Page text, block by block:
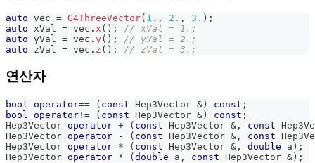
auto vec = G4ThreeVector( 1. , 2. , 3. ) ;
auto xVal = vec . x ( ) ;
// xVal = 1.;
auto yVal = vec . y( ) ;
// yVal = 2.;
auto zVal = vec . z ( ) ; // zVal = 3.;
연산자
bool operator== ( const Hep3Vector & ) const ;
bool
operator != ( const Hep3Vector & ) const ;
Hep3Vector operator + ( const Hep3Vector & , const
Hep3Vector operator - ( const Hep3Vector & , const
Hep3Vector operator * ( const Hep3Vector & , double a ) ;
Hep3Vector operator * ( double a , const Hep3Vector & ) ;